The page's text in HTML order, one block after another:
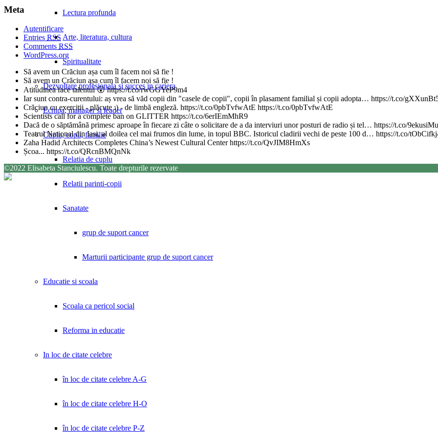
Lectura profunda
Arte, literatura, cultura
Spiritualitate
Dezvoltare profesionala si succes in cariera
Echipa, manager si leader
Cuplu, copii, familie
Relatia de cuplu
Relatii parinti-copii
Sanatate
grup de suport cancer
Marturii participante grup de suport cancer
Educatie si scoala
Scoala ca pericol social
Reforma in educatie
In loc de citate celebre
în loc de citate celebre A-G
în loc de citate celebre H-O
în loc de citate celebre P-Z
Meta
Autentificare
Entries RSS
Comments RSS
WordPress.org
Să avem un Crăciun așa cum îl facem noi să fie !
Să avem un Crăciun așa cum îl facem noi să fie !
Atitudinea face talentul 😲 https://t.co/rwGGYeP9m4
Iar sunt contra-curentului: aș vrea să văd copii din "casele de copii", copii în plasament familial și copii adopta… https://t.co/
Crăciun cu exerciții - plăcute :) - de limbă engleză. https://t.co/0pbTvfwAtE https://t.co/0pbTvfwAtE
Scientists call for a complete ban on GLITTER https://t.co/6erIEmMhR9
Dacă de o săptămână primesc aproape în fiecare zi câte o solicitare de a da interviuri unor posturi de radio și tel… https://t.co/
Teatrul National din Iasi, al doilea cel mai frumos din lume, in topul BBC. Istoricul cladirii vechi de peste 100 d… https://t.co/
Zaha Hadid Architects Completes China’s Newest Cultural Center https://t.co/QvJIM8HmXs
Școa... https://t.co/QRcnBMQnNk
©2022 Elisabeta Stanciulescu. Toate drepturile rezervate